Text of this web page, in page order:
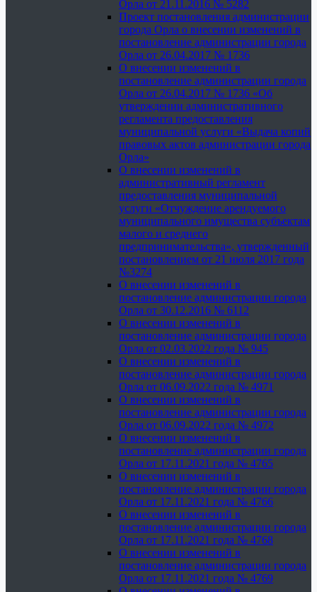
Орла от 21.11.2016 № 5282
Проект постановления администрации
города Орла о внесении изменений в
постановление администрации города
Орла от 26.04.2017 № 1736
О внесении изменений в
постановление администрации города
Орла от 26.04.2017 № 1736 «Об
утверждении административного
регламента предоставления
муниципальной услуги «Выдача копий
правовых актов администрации города
Орла»
О внесении изменений в
административный регламент
предоставления муниципальной
услуги «Отчуждение арендуемого
муниципального имущества субъектам
малого и среднего
предпринимательства», утвержденный
постановлением от 21 июля 2017 года
№3274
О внесении изменений в
постановление администрации города
Орла от 30.12.2016 № 6112
О внесении изменений в
постановление администрации города
Орла от 02.03.2022 года № 945
О внесении изменений в
постановление администрации города
Орла от 06.09.2022 года № 4971
О внесении изменений в
постановление администрации города
Орла от 06.09.2022 года № 4972
О внесении изменений в
постановление администрации города
Орла от 17.11.2021 года № 4765
О внесении изменений в
постановление администрации города
Орла от 17.11.2021 года № 4766
О внесении изменений в
постановление администрации города
Орла от 17.11.2021 года № 4768
О внесении изменений в
постановление администрации города
Орла от 17.11.2021 года № 4769